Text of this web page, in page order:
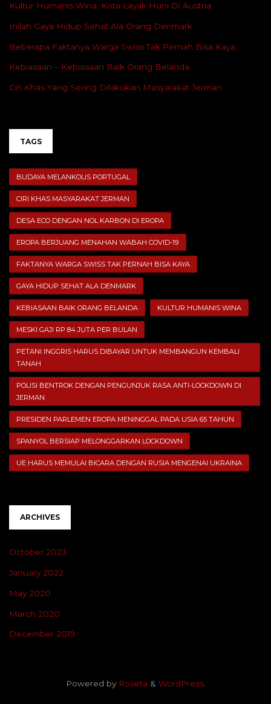
Kultur Humanis Wina, Kota Layak Huni Di Austria
Inilah Gaya Hidup Sehat Ala Orang Denmark
Beberapa Faktanya Warga Swiss Tak Pernah Bisa Kaya
Kebiasaan – Kebiasaan Baik Orang Belanda.
Ciri Khas Yang Sering Dilakukan Masyarakat Jerman
TAGS
BUDAYA MELANKOLIS PORTUGAL
CIRI KHAS MASYARAKAT JERMAN
DESA ECO DENGAN NOL KARBON DI EROPA
EROPA BERJUANG MENAHAN WABAH COVID-19
FAKTANYA WARGA SWISS TAK PERNAH BISA KAYA
GAYA HIDUP SEHAT ALA DENMARK
KEBIASAAN BAIK ORANG BELANDA KULTUR HUMANIS WINA
MESKI GAJI RP 84 JUTA PER BULAN
PETANI INGGRIS HARUS DIBAYAR UNTUK MEMBANGUN KEMBALI
TANAH
POLISI BENTROK DENGAN PENGUNJUK RASA ANTI-LOCKDOWN DI
JERMAN
PRESIDEN PARLEMEN EROPA MENINGGAL PADA USIA 65 TAHUN
SPANYOL BERSIAP MELONGGARKAN LOCKDOWN
UE HARUS MEMULAI BICARA DENGAN RUSIA MENGENAI UKRAINA
ARCHIVES
October 2023
January 2022
May 2020
March 2020
December 2019
Powered byRoseta & WordPress.